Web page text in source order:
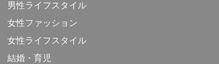
男性ライフスタイル
女性ファッション
女性ライフスタイル
結婚・育児